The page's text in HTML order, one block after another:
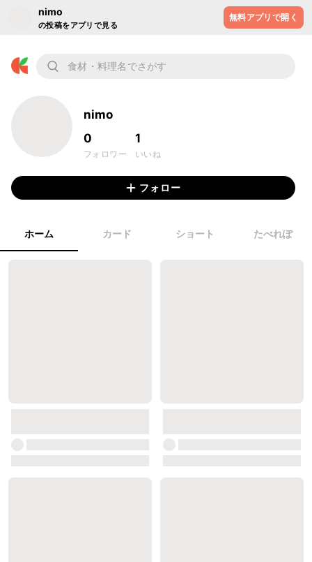
nimo
の投稿をアプリで見る
無料アプリで開く
nimo
0
フォロワー
1
いいね
フォロー
ホーム カード ショート たべれぽ